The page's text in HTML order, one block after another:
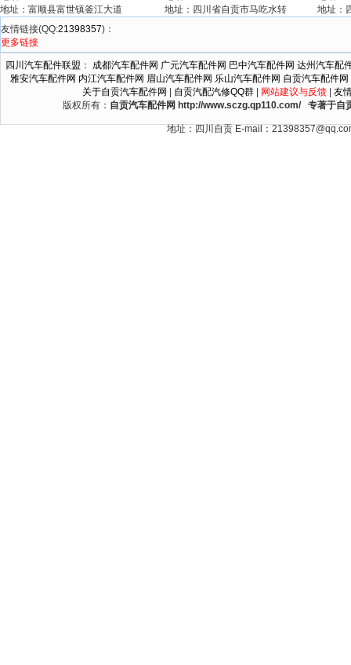
地址：富顺县富世镇釜江大道
地址：四川省自贡市马吃水转
地址：
友情链接(QQ:21398357)：
更多链接
四川汽车配件联盟 ： 成都汽车配件网 广元汽车配件网 巴中汽车配件网 达州汽车配
雅安汽车配件网 内江汽车配件网 眉山汽车配件网 乐山汽车配件网 自贡汽车配件网
关于自贡汽车配件网
自贡汽配汽修QQ群| 网站建议与反馈| 友
版权所有： 自贡汽车配件网 http://www.sczg.qp110.com/ 专著于自
地址：四川自贡 E-mail：